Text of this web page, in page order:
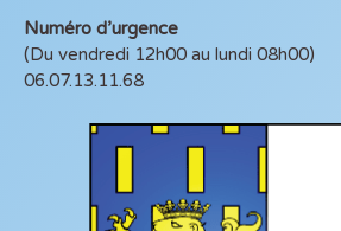
Numéro d’urgence
(Du vendredi 12h00 au lundi 08h00)
06.07.13.11.68